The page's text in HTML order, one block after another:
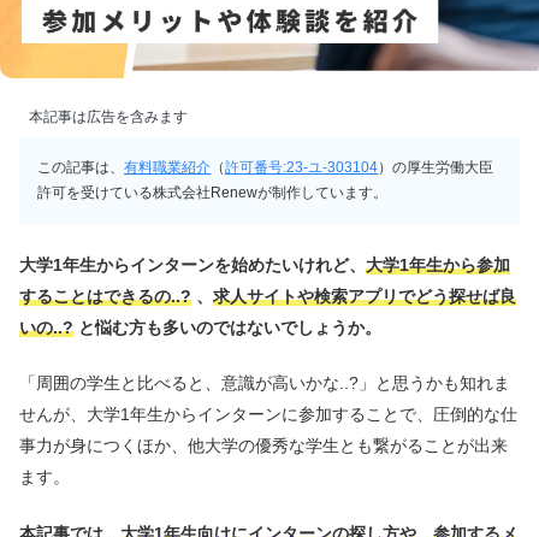
本記事は広告を含みます
この記事は、有料職業紹介 （許可番号:23-ユ-303104）の厚生労働大臣
許可を受けている株式会社Renewが制作しています。
大学1年生からインターンを始めたいけれど、 大学1年生から参加
することはできるの..? 、 求人サイトや検索アプリでどう探せば良
いの..? と悩む方も多いのではないでしょうか。
「周囲の学生と比べると、意識が高いかな..?」と思うかも知れま
せんが、大学1年生からインターンに参加することで、圧倒的な仕
事力が身につくほか、他大学の優秀な学生とも繋がることが出来
ます。